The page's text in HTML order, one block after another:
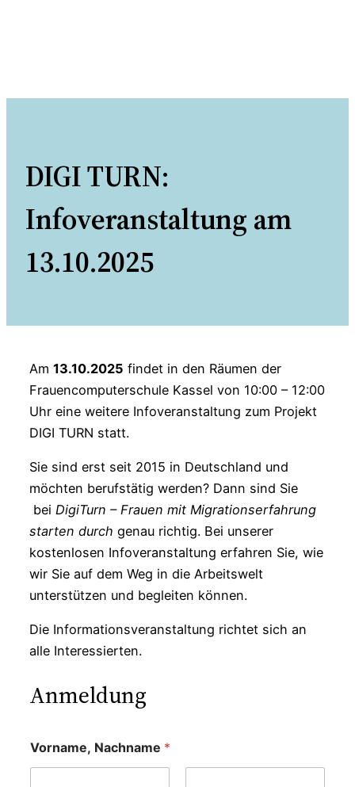
DIGI TURN:
Infoveranstaltung am
13.10.2025
Am 13.10.2025 findet in den Räumen der
Frauencomputerschule Kassel von 10:00 – 12:00
Uhr eine weitere Infoveranstaltung zum Projekt
DIGI TURN statt.
Sie sind erst seit 2015 in Deutschland und
möchten berufstätig werden? Dann sind Sie
bei DigiTurn – Frauen mit Migrationserfahrung
starten durch genau richtig. Bei unserer
kostenlosen Infoveranstaltung erfahren Sie, wie
wir Sie auf dem Weg in die Arbeitswelt
unterstützen und begleiten können.
Die Informationsveranstaltung richtet sich an
alle Interessierten.
Anmeldung
Vorname, Nachname *